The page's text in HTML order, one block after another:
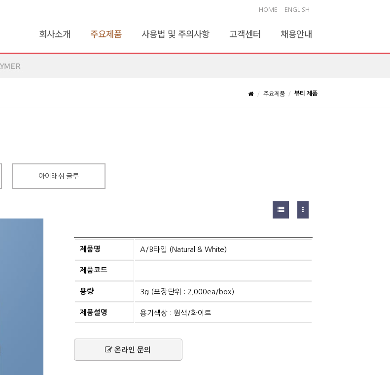
HOME ENGLISH
회사소개 주요제품 사용법 및 주의사항 고객센터 채용안내
주요제품 뷰티 제품
아이래쉬 글루
제품명 A/B타입 (Natural & White)
제품코드
용량 3g (포장단위 : 2,000ea/box)
제품설명 용기색상 : 원색/화이트
온라인 문의